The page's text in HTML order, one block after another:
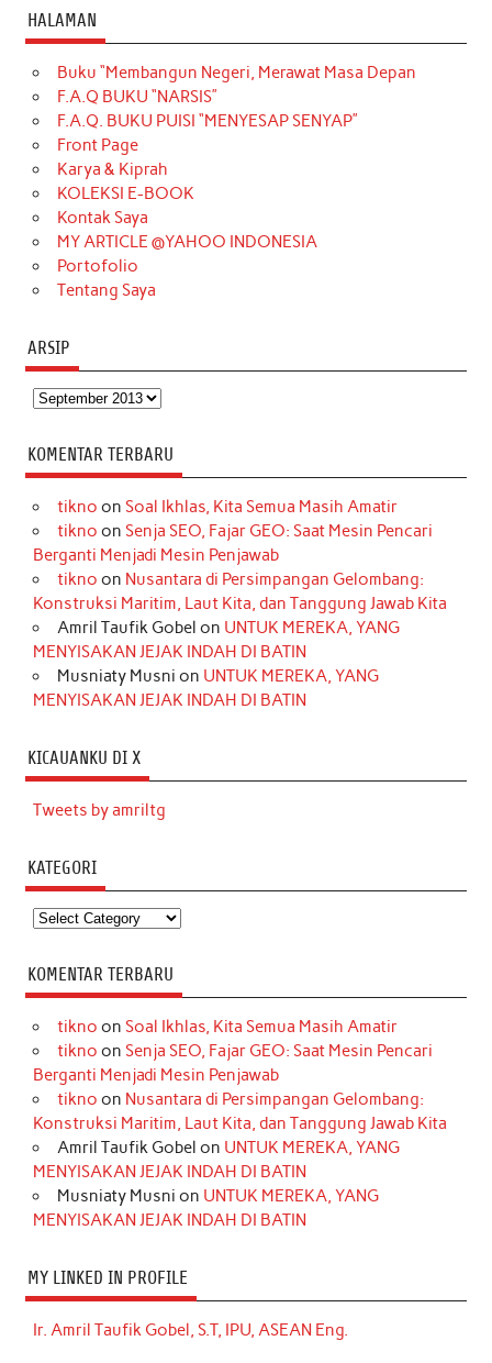
c
e
b
o
o
k
t
a
g
r
a
m
T
o
k
t
e
r
k
e
d
t
t
e
T
u
b
HALAMAN
Buku “Membangun Negeri, Merawat Masa Depan
F.A.Q BUKU “NARSIS”
F.A.Q. BUKU PUISI “MENYESAP SENYAP”
Front Page
Karya & Kiprah
KOLEKSI E-BOOK
Kontak Saya
MY ARTICLE @YAHOO INDONESIA
Portofolio
Tentang Saya
ARSIP
Arsip
KOMENTAR TERBARU
tikno on Soal Ikhlas, Kita Semua Masih Amatir
tikno on Senja SEO, Fajar GEO: Saat Mesin Pencari
Berganti Menjadi Mesin Penjawab
tikno on Nusantara di Persimpangan Gelombang:
Konstruksi Maritim, Laut Kita, dan Tanggung Jawab Kita
Amril Taufik Gobel on UNTUK MEREKA, YANG
MENYISAKAN JEJAK INDAH DI BATIN
Musniaty Musni on UNTUK MEREKA, YANG
MENYISAKAN JEJAK INDAH DI BATIN
KICAUANKU DI X
Tweets by amriltg
KATEGORI
Kategori
KOMENTAR TERBARU
tikno on Soal Ikhlas, Kita Semua Masih Amatir
tikno on Senja SEO, Fajar GEO: Saat Mesin Pencari
Berganti Menjadi Mesin Penjawab
tikno on Nusantara di Persimpangan Gelombang:
Konstruksi Maritim, Laut Kita, dan Tanggung Jawab Kita
Amril Taufik Gobel on UNTUK MEREKA, YANG
MENYISAKAN JEJAK INDAH DI BATIN
Musniaty Musni on UNTUK MEREKA, YANG
MENYISAKAN JEJAK INDAH DI BATIN
MY LINKED IN PROFILE
Ir. Amril Taufik Gobel, S.T, IPU, ASEAN Eng.